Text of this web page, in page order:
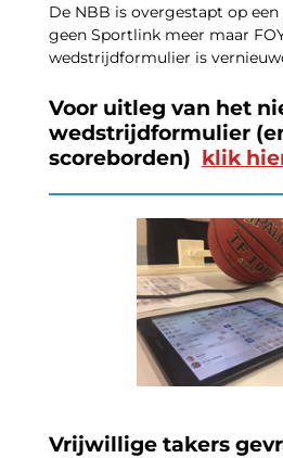
De NBB is overgestapt op
geen Sportlink meer maar
wedstrijdformulier is
Voor uitleg van het
wedstrijdformulier
scoreborden) klik
Vrijwillige takers